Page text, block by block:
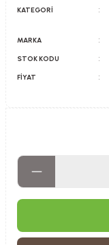
KATEGORI
MARKA
STOK KODU
FIYAT